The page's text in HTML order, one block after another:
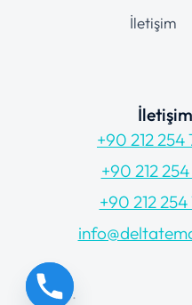
İletişim
İletişim
+90 212 254
+90 212 254
+90 212 254